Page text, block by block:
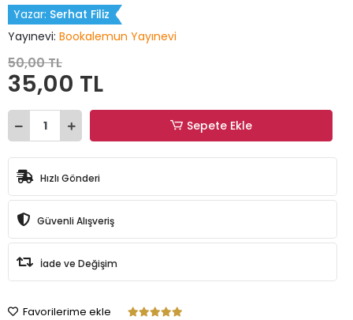
Yazar: Serhat Filiz
Yayınevi: Bookalemun Yayınevi
50,00 TL
35,00 TL
Sepete Ekle
Hızlı Gönderi
Güvenli Alışveriş
İade ve Değişim
Favorilerime ekle